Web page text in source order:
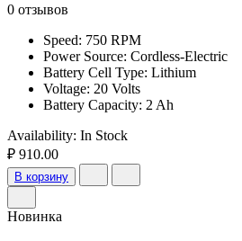
0 отзывов
Speed: 750 RPM
Power Source: Cordless-Electric
Battery Cell Type: Lithium
Voltage: 20 Volts
Battery Capacity: 2 Ah
Availability: In Stock
₽ 910.00
В корзину
Новинка